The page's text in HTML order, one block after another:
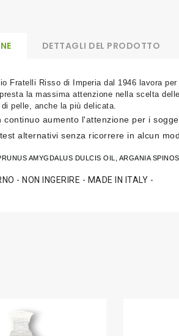
DETTAGLI DEL PRODOTTO
Fratelli Risso di Imperia dal 1946 lavora
la massima attenzione nella scelta
pelle, anche la più delicata.
continuo aumento l'attenzione per i
alternativi senza ricorrere in alcun
AMYGDALUS DULCIS OIL, ARGANIA
- NON INGERIRE - MADE IN ITALY -